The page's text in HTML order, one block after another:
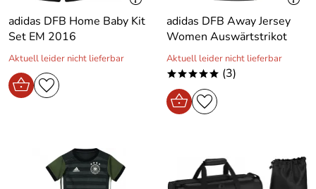
adidas DFB Home Baby Kit
Set EM 2016
Aktuell leider nicht lieferbar
adidas DFB Away Jersey
Women Auswärtstrikot
Aktuell leider nicht lieferbar
***** (3)